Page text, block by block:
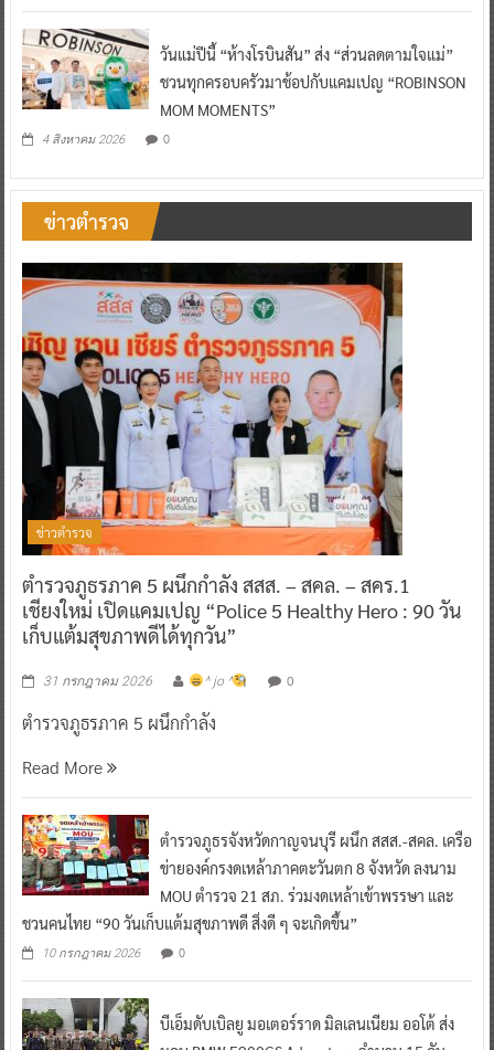
วันแม่ปีนี้ “ห้างโรบินสัน” ส่ง “ส่วนลดตามใจแม่”
ชวนทุกครอบครัวมาช้อปกับแคมเปญ “ROBINSON
MOM MOMENTS”
4 สิงหาคม 2026 0
ข่าวตำรวจ
ข่าวตำรวจ
ตำรวจภูธรภาค 5 ผนึกกำลัง สสส. – สคล. – สคร.1
เชียงใหม่ เปิดแคมเปญ “Police 5 Healthy Hero : 90 วัน
เก็บแต้มสุขภาพดีได้ทุกวัน”
31 กรกฎาคม 2026 ^ jo ^ 0
ตำรวจภูธรภาค 5 ผนึกกำลัง
Read More
ตำรวจภูธรจังหวัดกาญจนบุรี ผนึก สสส.-สคล. เครือ
ข่ายองค์กรงดเหล้าภาคตะวันตก 8 จังหวัด ลงนาม
MOU ตำรวจ 21 สภ. ร่วมงดเหล้าเข้าพรรษา และ
ชวนคนไทย “90 วันเก็บแต้มสุขภาพดี สิ่งดี ๆ จะเกิดขึ้น”
10 กรกฎาคม 2026 0
บีเอ็มดับเบิลยู มอเตอร์ราด มิลเลนเนียม ออโต้ ส่ง